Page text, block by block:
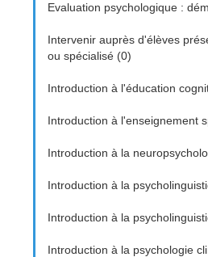
Evaluation psychologique :
Intervenir auprès d'élèves
ou spécialisé (0)
Introduction à l'éducation
Introduction à l'enseignement
Introduction à la
Introduction à la
Introduction à la
Introduction à la psychologie